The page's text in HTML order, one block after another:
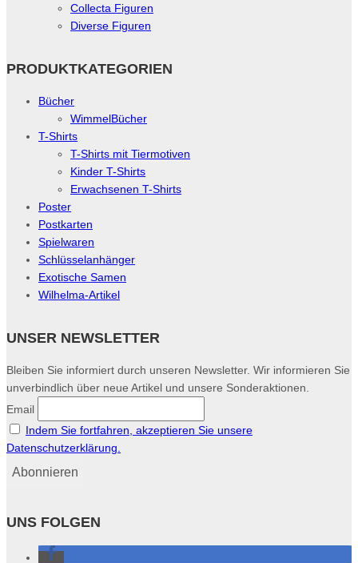
Collecta Figuren
Diverse Figuren
PRODUKTKATEGORIEN
Bücher
WimmelBücher
T-Shirts
T-Shirts mit Tiermotiven
Kinder T-Shirts
Erwachsenen T-Shirts
Poster
Postkarten
Spielwaren
Schlüsselanhänger
Exotische Samen
Wilhelma-Artikel
UNSER NEWSLETTER
Bleiben Sie informiert durch unseren Newsletter. Wir informieren Sie
unverbindlich über neue Artikel und unsere Sonderaktionen.
Email
Indem Sie fortfahren, akzeptieren Sie unsere
Datenschutzerklärung.
UNS FOLGEN